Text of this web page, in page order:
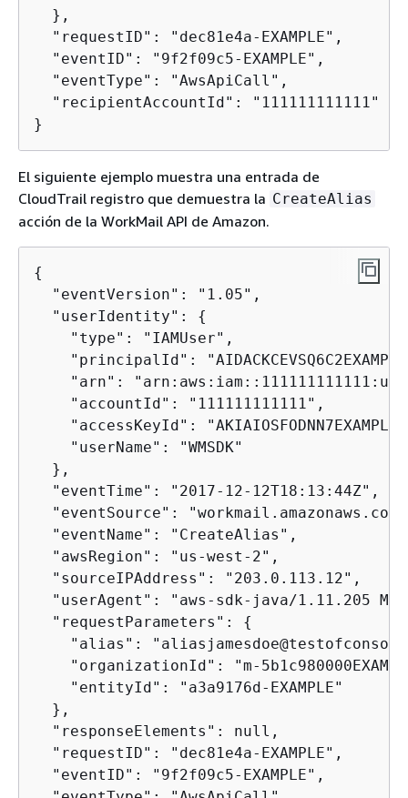
  },
  "requestID": "dec81e4a-EXAMPLE",
  "eventID": "9f2f09c5-EXAMPLE",
  "eventType": "AwsApiCall",
  "recipientAccountId": "111111111111"
}
El siguiente ejemplo muestra una entrada de
CloudTrail registro que demuestra la CreateAlias
acción de la WorkMail API de Amazon.
{
  "eventVersion": "1.05",
  "userIdentity":
{
    "type": "IAMUser",
"principalId":
"arn":
    "accountId": "111111111111",
"accessKeyId":
    "userName": "WMSDK"
  },
  "eventTime": "2017-12-12T18:13:44Z",
"eventSource":
  "eventName": "CreateAlias",
  "awsRegion": "us-west-2",
  "sourceIPAddress": "203.0.113.12",
"userAgent": "aws-sdk-java/1.11.205
  "requestParameters":
{
"alias":
"organizationId": "m-
    "entityId": "a3a9176d-EXAMPLE"
  },
  "responseElements": null,
  "requestID": "dec81e4a-EXAMPLE",
  "eventID": "9f2f09c5-EXAMPLE",